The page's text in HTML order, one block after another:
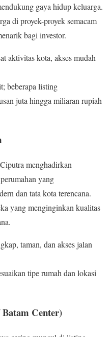
gaya hidup keluarga.
di proyek-proyek semacam
bagi investor.
aktivitas kota, akses mudah
beberapa listing
juta hingga miliaran rupiah
menghadirkan
yang
dan tata kota terencana.
yang menginginkan kualitas
taman, dan akses jalan
tipe rumah dan lokasi
Center)